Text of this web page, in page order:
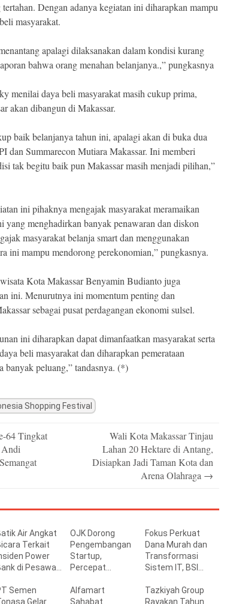
Dengan adanya kegiatan ini diharapkan mampu
masyarakat.
apalagi dilaksanakan dalam kondisi kurang
bahwa orang menahan belanjanya.,” pungkasnya
menilai daya beli masyarakat masih cukup prima,
akan dibangun di Makassar.
baik belanjanya tahun ini, apalagi akan di buka dua
dan Summarecon Mutiara Makassar. Ini memberi
tak begitu baik pun Makassar masih menjadi pilihan,”
ini pihaknya mengajak masyarakat meramaikan
yang menghadirkan banyak penawaran dan diskon
masyarakat belanja smart dan menggunakan
ini mampu mendorong perekonomian,” pungkasnya.
Kota Makassar Benyamin Budianto juga
ini. Menurutnya ini momentum penting dan
sebagai pusat perdagangan ekonomi sulsel.
ini diharapkan dapat dimanfaatkan masyarakat serta
beli masyarakat dan diharapkan pemerataan
banyak peluang,” tandasnya. (*)
Shopping Festival
64 Tingkat
Wali Kota Makassar Tinjau
Lahan 20 Hektare di Antang,
Disiapkan Jadi Taman Kota dan
Arena Olahraga →
Air Angkat
Terkait
Power
di Pesawat
OJK Dorong
Pengembangan
Startup,
Percepat
Ekonomi Digital
Fokus Perkuat
Dana Murah dan
Transformasi
Sistem IT, BSI
Rp3,39 Triliun
Tumbuh 16,73%
Semen
Gelar
Alfamart
Sahabat
Tazkiyah Group
Rayakan Tahun